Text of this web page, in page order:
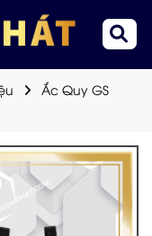
Ắc Quy GS